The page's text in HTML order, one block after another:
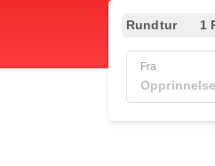
Rundtur 1
Fra